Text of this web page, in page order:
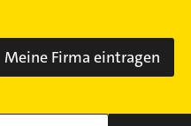
Meine Firma eintragen